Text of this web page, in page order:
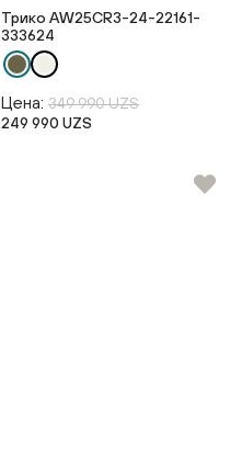
Трико AW25CR3-24-22161-
333624
Цена: 349 990 UZS
249 990 UZS